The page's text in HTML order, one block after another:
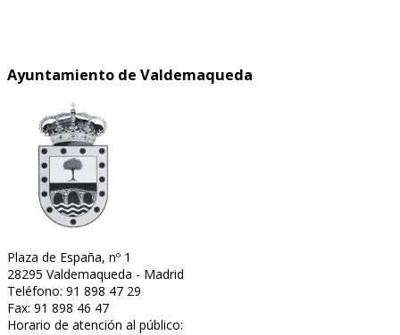
Ayuntamiento de Valdemaqueda
Plaza de España, nº 1
28295 Valdemaqueda - Madrid
Teléfono: 91 898 47 29
Fax: 91 898 46 47
Horario de atención al público: